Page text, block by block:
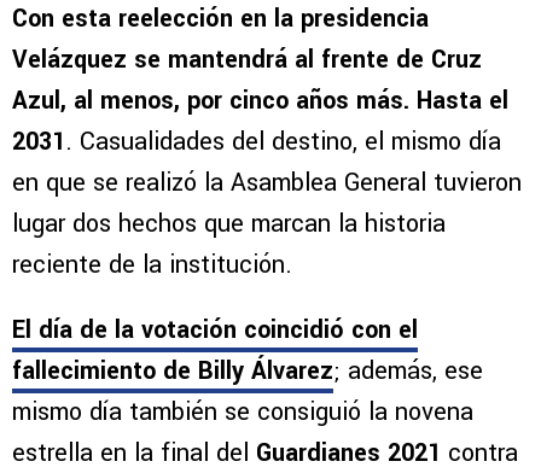
Con esta reelección en la presidencia
Velázquez se mantendrá al frente de Cruz
Azul, al menos, por cinco años más. Hasta el
2031. Casualidades del destino, el mismo día
en que se realizó la Asamblea General tuvieron
lugar dos hechos que marcan la historia
reciente de la institución.
El día de la votación coincidió con el
fallecimiento de Billy Álvarez; además, ese
mismo día también se consiguió la novena
estrella en la final del Guardianes 2021 contra